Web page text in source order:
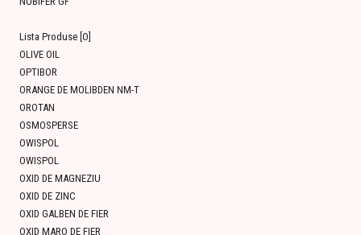
Lista Produse [O]
OLIVE OIL
OPTIBOR
ORANGE DE MOLIBDEN NM-T
OROTAN
OSMOSPERSE
OWISPOL
OWISPOL
OXID DE MAGNEZIU
OXID DE ZINC
OXID GALBEN DE FIER
OXID MARO DE FIER